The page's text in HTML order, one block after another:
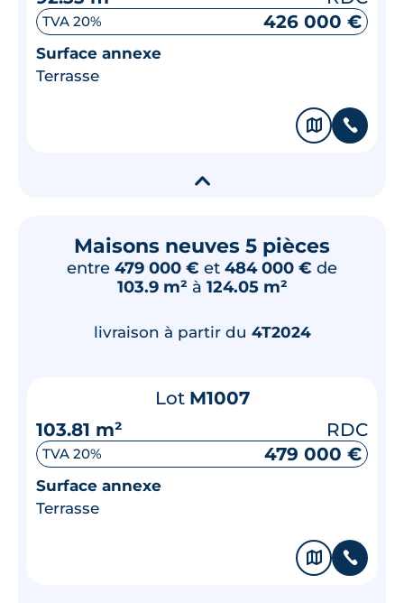
TVA 20% 426 000 €
Surface annexe
Terrasse
🗞 📞
▾
Maisons neuves 5 pièces
entre 479 000 € et 484 000 € de
103.9 m² à 124.05 m²
livraison à partir du 4T2024
Lot M1007
103.81 m²
RDC
TVA 20% 479 000 €
Surface annexe
Terrasse
🗞 📞